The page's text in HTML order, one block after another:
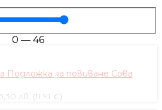
0 — 46
Подложка за повиване Сова
лв. (11.91 €)